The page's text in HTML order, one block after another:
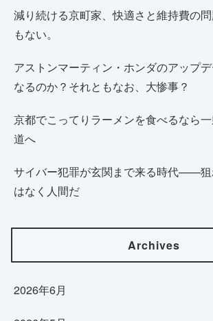
減り続ける京町家、快適さと維持費の
もない。
アストンマーティン・ホンダのアップ
なるのか？それともなお、大惨事？
京都でこってりラーメンを食べるなら
道へ
サイバー犯罪が玄関まで来る時代——
はなく人間だ
Archives
2026年6月